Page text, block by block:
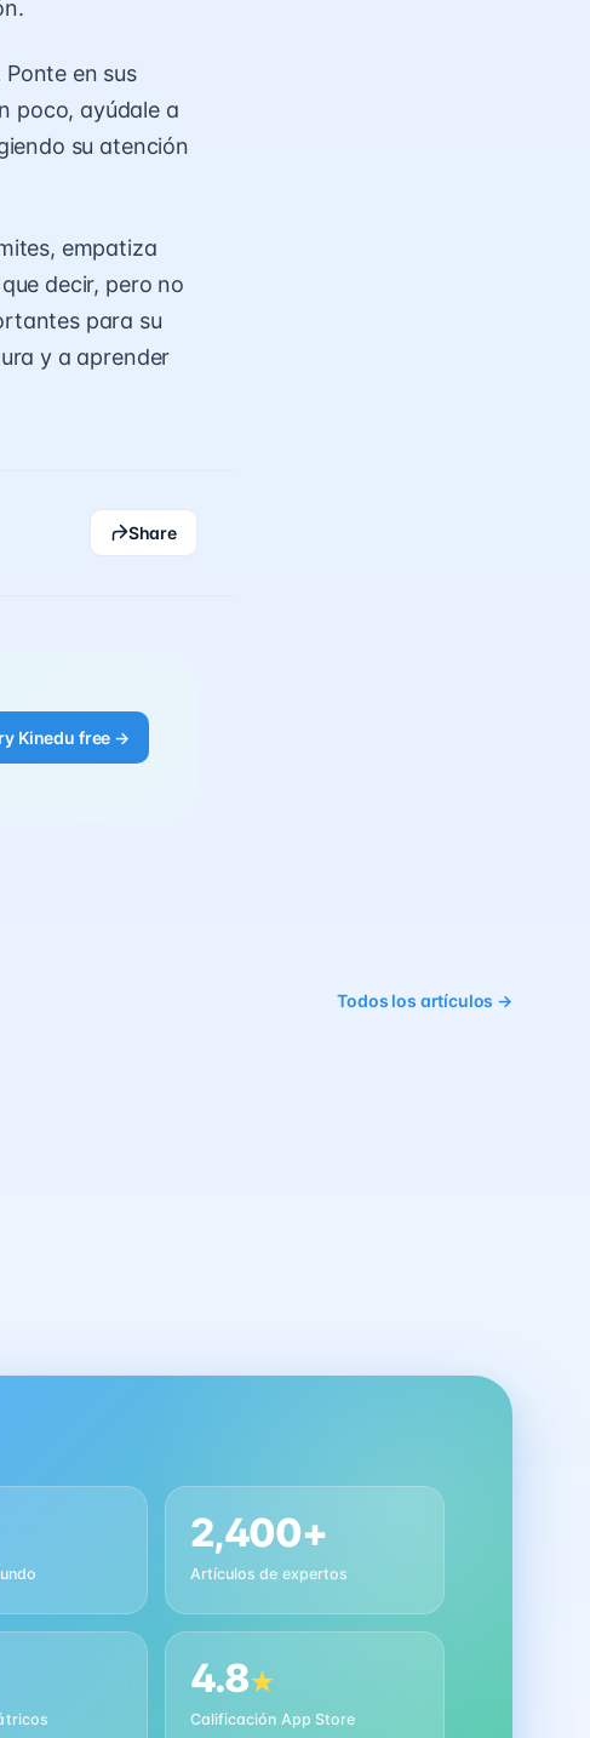
en sus
poco, ayúdale a
su atención
empatiza
decir, pero no
para su
y a aprender
Share
Kinedu free →
Todos los artículos →
2,400+
Artículos de expertos
4.8★
Calificación App Store